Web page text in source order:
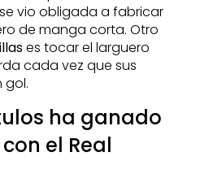
vio obligada a fabricar
de manga corta. Otro
es tocar el larguero
cada vez que sus
gol.
ha ganado
el Real